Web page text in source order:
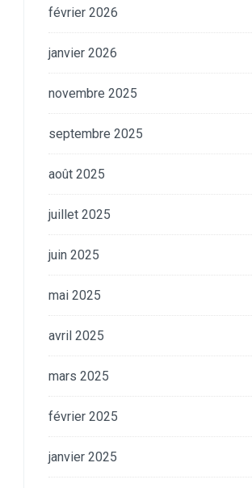
février 2026
janvier 2026
novembre 2025
septembre 2025
août 2025
juillet 2025
juin 2025
mai 2025
avril 2025
mars 2025
février 2025
janvier 2025